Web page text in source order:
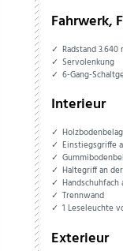
Fahrwerk,
Radstand 3.640
Servolenkung
6-Gang-
Interieur
Einstiegsgriffe
Haltegriff an
Trennwand
1 Leseleuchte
Exterieur